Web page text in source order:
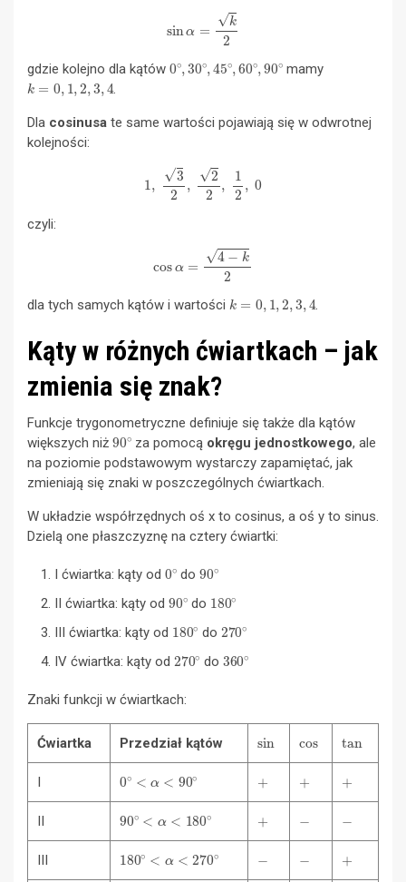
2
gdzie kolejno dla kątów 0∘ ,30∘ ,45 ∘,60 ∘,90 mamy
k 1 2 3,4 .
Dla cosinusa te same wartości pojawiają się w odwrotnej
kolejności:
32 2, 1
czyli:
−k2
dla tych samych kątów i wartości k 1 2 3,4 .
Kąty w różnych ćwiartkach – jak
zmienia się znak?
Funkcje trygonometryczne definiuje się także dla kątów
większych niż 90∘ za pomocą okręgu jednostkowego, ale
na poziomie podstawowym wystarczy zapamiętać, jak
zmieniają się znaki w poszczególnych ćwiartkach.
W układzie współrzędnych oś x to cosinus, a oś y to sinus.
Dzielą one płaszczyznę na cztery ćwiartki:
I ćwiartka: kąty od 0∘ do90∘
II ćwiartka: kąty od 90∘ do 180∘
III ćwiartka: kąty od 180∘ do 270∘
IV ćwiartka: kąty od 270∘ do 360∘
Znaki funkcji w ćwiartkach:
Ćwiartka Przedział kątów sin tan
I 0∘ α 90 ∘ + + +
II 90∘ < 180∘ +
III 180∘ < 270∘ +